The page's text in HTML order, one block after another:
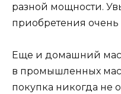
разной мощности.
приобретения очень
Еще и домашний
в промышленных
покупка никогда не